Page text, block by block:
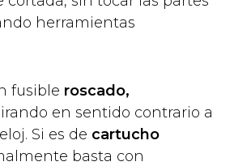
herramientas
fusible roscado,
en sentido contrario a
Si es de cartucho
basta con